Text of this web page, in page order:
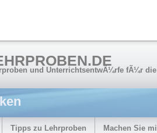
und UnterrichtsentwÃ¼rfe fÃ¼r
Tipps zu Lehrproben Machen Sie